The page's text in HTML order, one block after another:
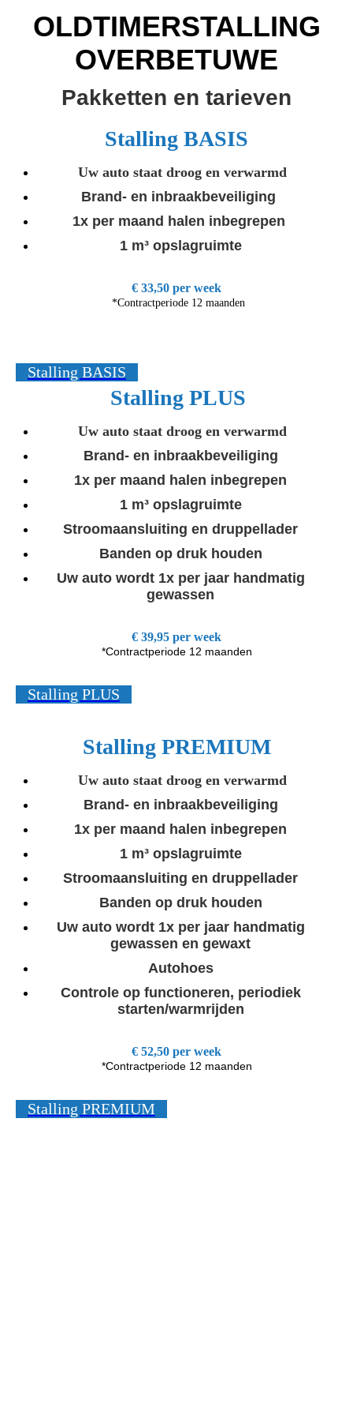
OLDTIMERSTALLING
OVERBETUWE
Pakketten en tarieven
Stalling BASIS
Uw auto staat droog en verwarmd
Brand- en inbraakbeveiliging
1x per maand halen inbegrepen
1 m³ opslagruimte
€ 33,50 per week
*Contractperiode 12 maanden
Stalling BASIS
Stalling PLUS
Uw auto staat droog en verwarmd
Brand- en inbraakbeveiliging
1x per maand halen inbegrepen
1 m³ opslagruimte
Stroomaansluiting en druppellader
Banden op druk houden
Uw auto wordt 1x per jaar handmatig
gewassen
€ 39,95 per week
*Contractperiode 12 maanden
Stalling PLUS
Stalling PREMIUM
Uw auto staat droog en verwarmd
Brand- en inbraakbeveiliging
1x per maand halen inbegrepen
1 m³ opslagruimte
Stroomaansluiting en druppellader
Banden op druk houden
Uw auto wordt 1x per jaar handmatig
gewassen en gewaxt
Autohoes
Controle op functioneren, periodiek
starten/warmrijden
€ 52,50 per week
*Contractperiode 12 maanden
Stalling PREMIUM